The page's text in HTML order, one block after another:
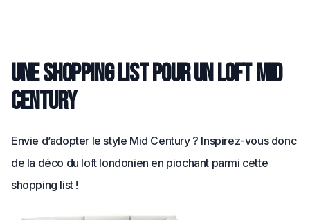
Une shopping list pour un loft Mid
Century
Envie d’adopter le style Mid Century ? Inspirez-vous donc
de la déco du loft londonien en piochant parmi cette
shopping list !